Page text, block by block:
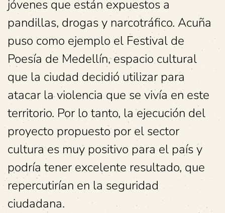
jóvenes que están expuestos a
pandillas, drogas y narcotráfico. Acuña
puso como ejemplo el Festival de
Poesía de Medellín, espacio cultural
que la ciudad decidió utilizar para
atacar la violencia que se vivía en este
territorio. Por lo tanto, la ejecución del
proyecto propuesto por el sector
cultura es muy positivo para el país y
podría tener excelente resultado, que
repercutirían en la seguridad
ciudadana.